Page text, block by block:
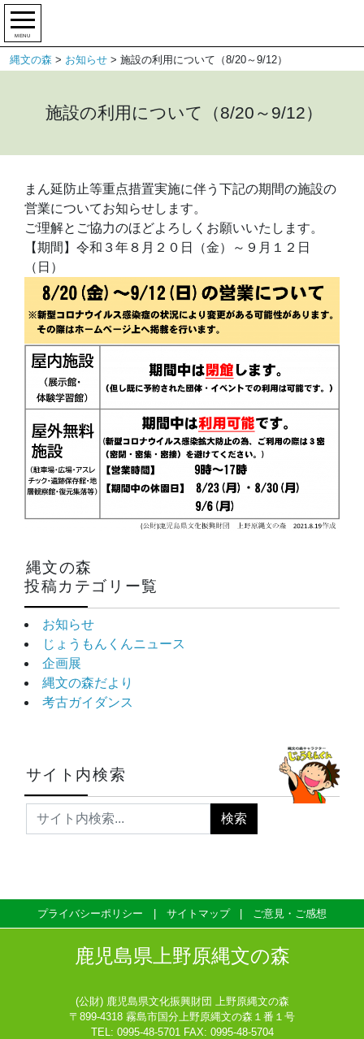
MENU
縄文の森 > お知らせ > 施設の利用について（8/20～9/12）
施設の利用について（8/20～9/12）
縄文の森
投稿カテゴリー覧
お知らせ
じょうもんくんニュース
企画展
縄文の森だより
考古ガイダンス
サイト内検索
まん延防止等重点措置実施に伴う下記の期間の施設の
営業についてお知らせします。
ご理解とご協力のほどよろしくお願いいたします。
【期間】令和３年８月２０日（金）～９月１２日
（日）
プライバシーポリシー サイトマップ ご意見・ご感想
鹿児島県上野原縄文の森
(公財) 鹿児島県文化振興財団 上野原縄文の森
〒899-4318 霧島市国分上野原縄文の森１番１号
TEL: 0995-48-5701 FAX: 0995-48-5704